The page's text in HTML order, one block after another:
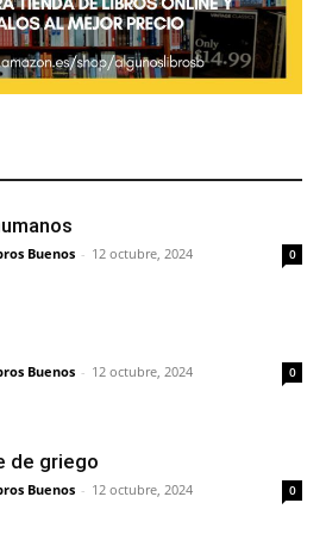
Buenos - 12 octubre, 2024 0
Buenos - 12 octubre, 2024 0
de griego
Buenos - 12 octubre, 2024 0